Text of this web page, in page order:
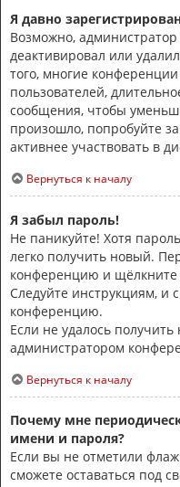
Я давно
Возможно,
деактивировал или
того, многие
пользователей,
сообщения, чтобы
произошло, попробуйте
активнее участвовать в
Вернуться к началу
Я забыл пароль!
Не паникуйте! Хотя
легко получить новый.
конференцию и щёлкните
Следуйте инструкциям, и
конференцию.
Если не удалось
администратором
Вернуться к началу
Почему мне
имени и пароля?
Если вы не отметили
сможете оставаться под